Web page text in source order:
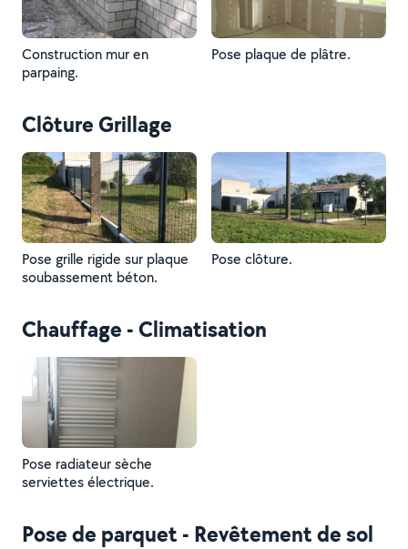
Construction mur en
parpaing.
Pose plaque de plâtre.
Clôture Grillage
Pose grille rigide sur plaque
soubassement béton.
Pose clôture.
Chauffage - Climatisation
Pose radiateur sèche
serviettes électrique.
Pose de parquet - Revêtement de sol